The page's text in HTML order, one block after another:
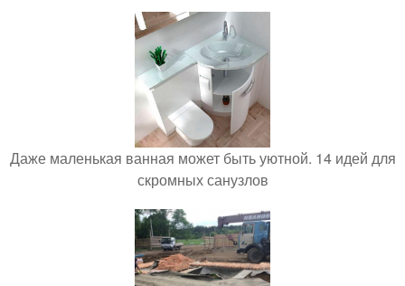
Даже маленькая ванная может быть уютной. 14 идей для
скромных санузлов